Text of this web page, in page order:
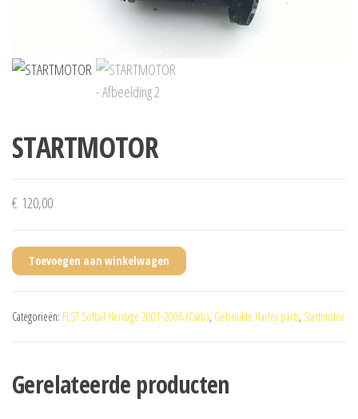
STARTMOTOR
€ 120,00
Toevoegen aan winkelwagen
Categorieën: FLST Softail Heritage 2001-2006 (Carb), Gebruikte Harley parts, Startmotor
Gerelateerde producten